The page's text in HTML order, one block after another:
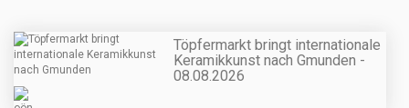
Töpfermarkt bringt internationale
Keramikkunst nach Gmunden -
08.08.2026